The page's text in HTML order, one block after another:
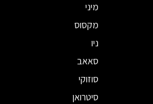
מיני
מקסוס
ניו
סאאב
סוזוקי
סיטרואן